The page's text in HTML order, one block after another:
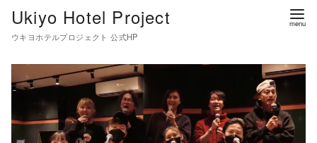
Ukiyo Hotel Project
ウキヨホテルプロジェクト 公式HP